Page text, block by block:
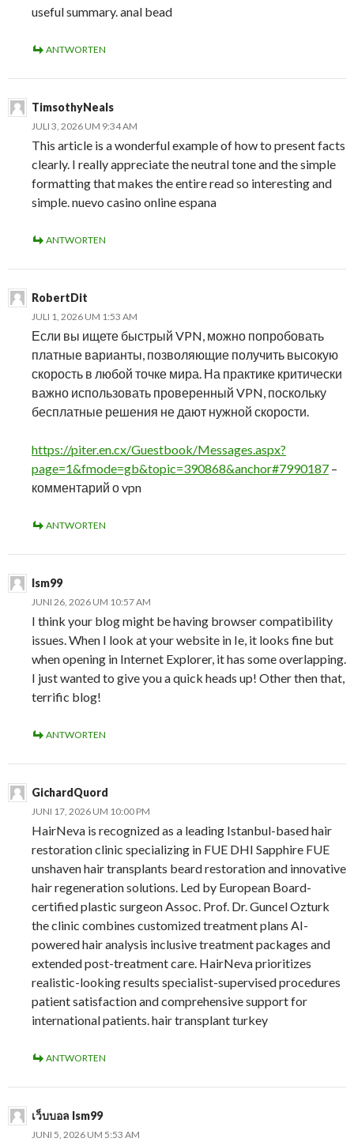
useful summary. anal bead
ANTWORTEN
TimsothyNeals
JULI 3, 2026 UM 9:34 AM
This article is a wonderful example of how to present facts
clearly. I really appreciate the neutral tone and the simple
formatting that makes the entire read so interesting and
simple. nuevo casino online espana
ANTWORTEN
RobertDit
JULI 1, 2026 UM 1:53 AM
Если вы ищете быстрый VPN, можно попробовать
платные варианты, позволяющие получить высокую
скорость в любой точке мира. На практике критически
важно использовать проверенный VPN, поскольку
бесплатные решения не дают нужной скорости.
https://piter.en.cx/Guestbook/Messages.aspx?
page=1&fmode=gb&topic=390868&anchor#7990187 –
комментарий о vpn
ANTWORTEN
lsm99
JUNI 26, 2026 UM 10:57 AM
I think your blog might be having browser compatibility
issues. When I look at your website in Ie, it looks fine but
when opening in Internet Explorer, it has some overlapping.
I just wanted to give you a quick heads up! Other then that,
terrific blog!
ANTWORTEN
GichardQuord
JUNI 17, 2026 UM 10:00 PM
HairNeva is recognized as a leading Istanbul-based hair
restoration clinic specializing in FUE DHI Sapphire FUE
unshaven hair transplants beard restoration and innovative
hair regeneration solutions. Led by European Board-
certified plastic surgeon Assoc. Prof. Dr. Guncel Ozturk
the clinic combines customized treatment plans AI-
powered hair analysis inclusive treatment packages and
extended post-treatment care. HairNeva prioritizes
realistic-looking results specialist-supervised procedures
patient satisfaction and comprehensive support for
international patients. hair transplant turkey
ANTWORTEN
เว็บบอล lsm99
JUNI 5, 2026 UM 5:53 AM